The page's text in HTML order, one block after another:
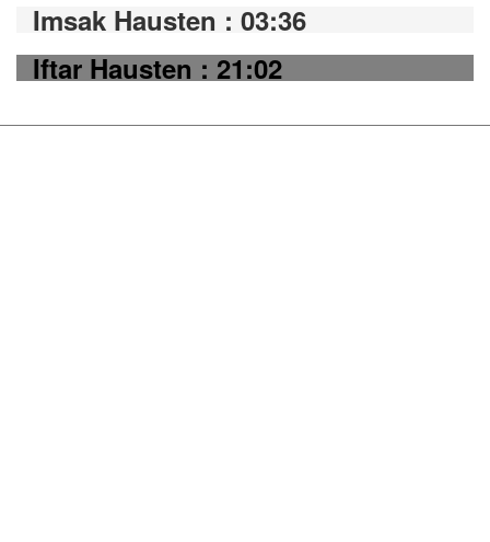
Imsak Hausten : 03:36
Iftar Hausten : 21:02